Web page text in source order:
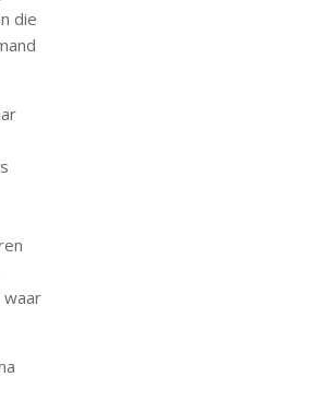
die
waar